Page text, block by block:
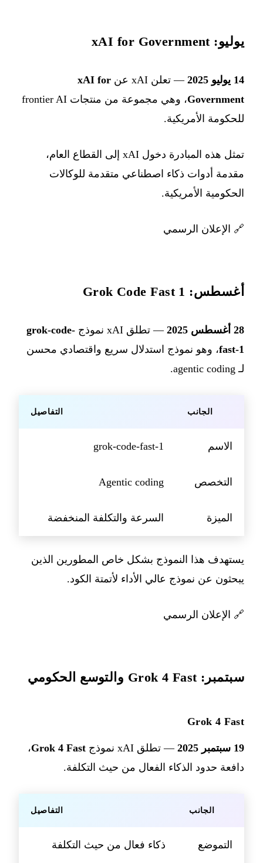
يوليو: xAI for Government
14 يوليو 2025 — تعلن xAI عن
xAI for
Government
، وهي مجموعة من منتجات frontier AI
للحكومة الأمريكية.
تمثل هذه المبادرة دخول xAI إلى القطاع العام،
مقدمة أدوات ذكاء اصطناعي متقدمة للوكالات
الحكومية الأمريكية.
🔗 الإعلان الرسمي
أغسطس: Grok Code Fast 1
28 أغسطس 2025 — تطلق xAI نموذج
grok-code-
fast-1، وهو نموذج استدلال سريع واقتصادي محسن
لـ agentic coding.
الجانب التفاصيل
الاسم grok-code-fast-1
التخصص Agentic coding
الميزة السرعة والتكلفة المنخفضة
يستهدف هذا النموذج بشكل خاص المطورين الذين
يبحثون عن نموذج عالي الأداء لأتمتة الكود.
🔗 الإعلان الرسمي
سبتمبر: Grok 4 Fast والتوسع الحكومي
Grok 4 Fast
19 سبتمبر 2025 — تطلق xAI نموذج Grok 4 Fast،
دافعة حدود الذكاء الفعال من حيث التكلفة.
الجانب التفاصيل
التموضع ذكاء فعال من حيث التكلفة